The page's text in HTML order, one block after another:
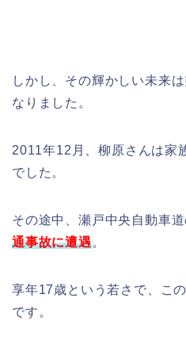
しかし、その輝かしい未来
なりました。
2011年12月、柳原さんは家
でした。
その途中、瀬戸中央自動車
通事故に遭遇。
享年17歳という若さで、こ
です。